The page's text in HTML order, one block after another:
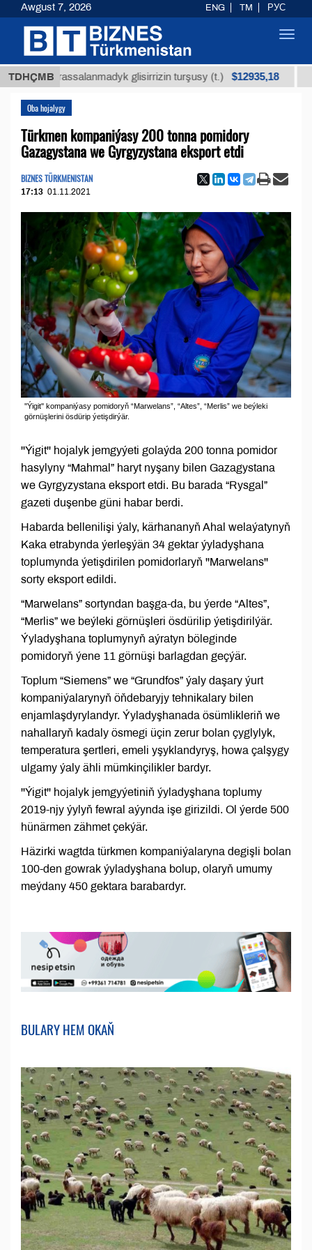
TDHÇMB
arassalanmadyk glisirrizin turşusy (t.) $12935,18 Az
Oba hojalygy
Türkmen kompaniýasy 200 tonna pomidory
Gazagystana we Gyrgyzystana eksport etdi
BIZNES TÜRKMENISTAN
17:13 01.11.2021
''Ýigit'' kompaniýasy pomidoryň “Marwelans”, “Altes”, “Merlis” we beýleki
görnüşlerini ösdürip ýetişdirýär.
''Ýigit'' hojalyk jemgyýeti golaýda 200 tonna pomidor
hasylyny “Mahmal” haryt nyşany bilen Gazagystana
we Gyrgyzystana eksport etdi. Bu barada “Rysgal”
gazeti duşenbe güni habar berdi.
Habarda bellenilişi ýaly, kärhananyň Ahal welaýatynyň
Kaka etrabynda ýerleşýän 34 gektar ýyladyşhana
toplumynda ýetişdirilen pomidorlaryň ''Marwelans''
sorty eksport edildi.
“Marwelans” sortyndan başga-da, bu ýerde “Altes”,
“Merlis” we beýleki görnüşleri ösdürilip ýetişdirilýär.
Ýyladyşhana toplumynyň aýratyn böleginde
pomidoryň ýene 11 görnüşi barlagdan geçýär.
Toplum “Siemens” we “Grundfos” ýaly daşary ýurt
kompaniýalarynyň öňdebaryjy tehnikalary bilen
enjamlaşdyrylandyr. Ýyladyşhanada ösümlikleriň we
nahallaryň kadaly ösmegi üçin zerur bolan çyglylyk,
temperatura şertleri, emeli yşyklandyryş, howa çalşygy
ulgamy ýaly ähli mümkinçilikler bardyr.
''Ýigit'' hojalyk jemgyýetiniň ýyladyşhana toplumy
2019-njy ýylyň fewral aýynda işe girizildi. Ol ýerde 500
hünärmen zähmet çekýär.
Häzirki wagtda türkmen kompaniýalaryna degişli bolan
100-den gowrak ýyladyşhana bolup, olaryň umumy
meýdany 450 gektara barabardyr.
BULARY HEM OKAŇ
Awgust 7, 2026 ENG TM РУС